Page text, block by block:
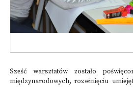
Sześć warsztatów zostało
międzynarodowych, rozwinięciu